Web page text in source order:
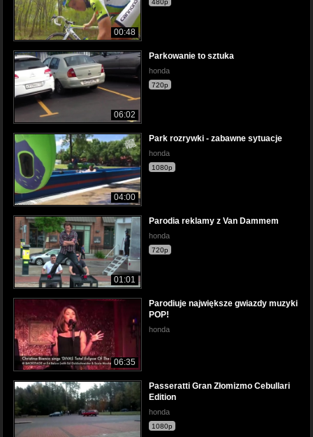
00:48
480p
06:02
Parkowanie to sztuka
honda
720p
04:00
Park rozrywki - zabawne sytuacje
honda
1080p
01:01
Parodia reklamy z Van Dammem
honda
720p
06:35
Parodiuje największe gwiazdy muzyki
POP!
honda
Passeratti Gran Złomizmo Cebullari
Edition
honda
1080p